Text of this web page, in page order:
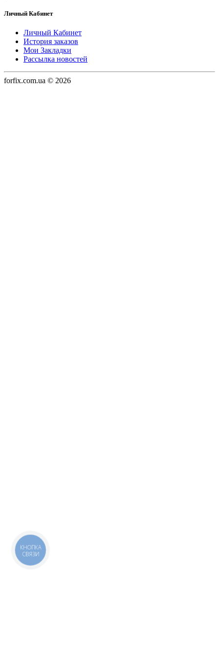
Личный Кабинет
Личный Кабинет
История заказов
Мои Закладки
Рассылка новостей
forfix.com.ua © 2026
КНОПКА
СВЯЗИ